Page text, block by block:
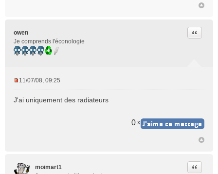
owen
Je comprends l'éconologie
Citer
s
n
11/07/08, 09:25
J'ai uniquement des radiateurs
0 x
moimart1
Citer